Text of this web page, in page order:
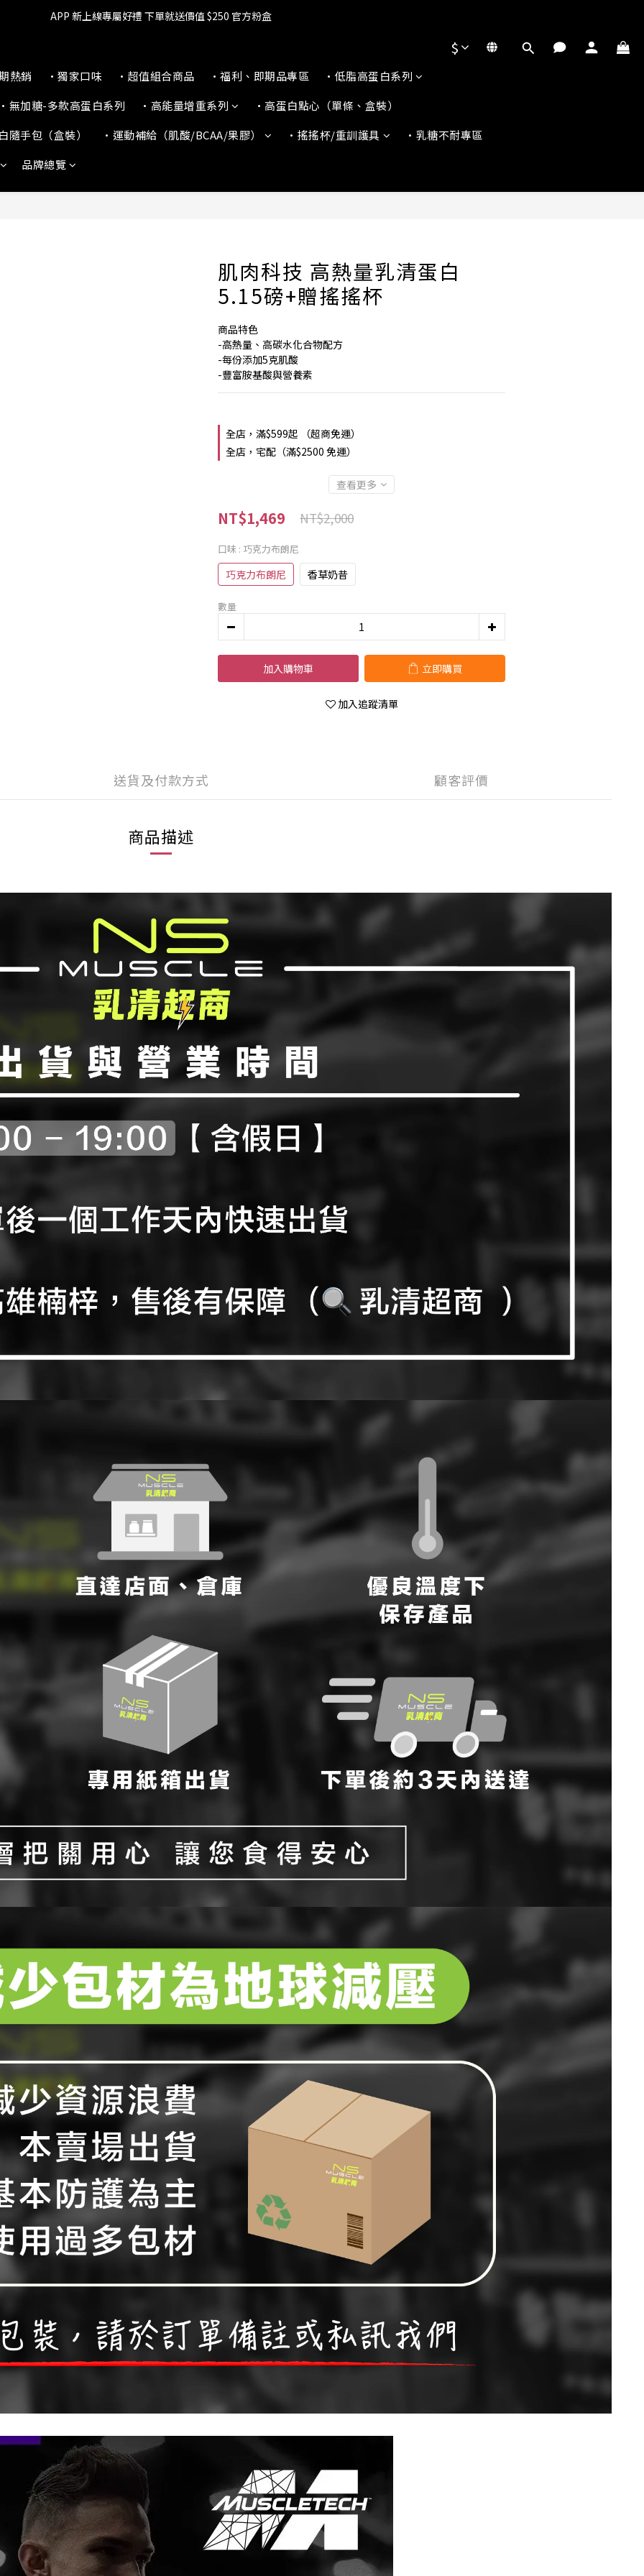
🔥滿$599【超商取貨免運】下單再送2%購物金+點數‼️
APP 新上線專屬好禮 下單就送價值 $250 官方粉盒
🔥滿$599【超商取貨免運】下單再送2%購物金+點數‼️
$
熱銷 •獨家口味 •超值組合商品 •福利、即期品專區
•低脂高蛋白系列
無加糖-多款高蛋白系列
•高能量增重系列
•高蛋白點心（單條、盒裝）
隨手包（盒裝）
•運動補給（肌酸/BCAA/果膠） •搖搖杯/重訓護具
•乳糖不耐專區
品牌總覽
肌肉科技 高熱量乳清蛋白
5.15磅+贈搖搖杯
商品特色
-高熱量、高碳水化合物配方
-每份添加5克肌酸
-豐富胺基酸與營養素
全店，滿$599起 （超商免運）
全店，宅配（滿$2500 免運）
查看更多
NT$1,469 NT$2,000
口味 : 巧克力布朗尼
巧克力布朗尼 香草奶昔
數量
加入購物車 立即購買
加入追蹤清單
送貨及付款方式 顧客評價
商品描述